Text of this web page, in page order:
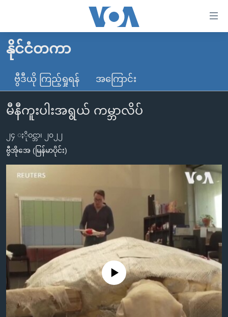
လွယ်ကူ
စေ
သည့်
Link
များ
ပင်မ
အကြောင်းအရာ
ကျော်
ညွန်း
စာမျက်နှာ
ကျော်
ကြည့်
မူလစာမျက်နှာ
မြန်မာ
ကမ္ဘာ့သတင်းများ
နိုင်ငံတကာ
တရုတ်
အစ္စရေး-ပါလက်စတိုင်း
ဗွီဒီယို
ရပ်ဝန်းတခု လမ်းတခု အလွန်
အင်္ဂလိပ်စာလေ့လာမယ်
မကြေးမုံရဲ့ အင်္ဂလိပ်စာ
ရုပ်ရှင်ထဲက အင်္ဂလိပ်စာ
သုတပဒေသာ အင်္ဂလိပ်စာ
ရေဒီယို
ရေဒီယိုနှင့်ရုပ်သံ အချက်အလက်များ
ရေဒီယို/တီဗွီအစီအစဉ်
Learning English
ဗွီအိုအေ လူမှုကွန်ယက်များ
နိုင်ငံတကာ
ဗွီဒီယို ကြည့်ရှုရန် အကြောင်း
မီနီကူးပါးအရွယ် ကမ္ဘာလိပ်
၂၄ ႏိုဝင္ဘာ၊ ၂၀၂၂
ဗွီအိုအေ (မြန်မာပိုင်း)
No media source currently available